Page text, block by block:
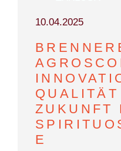
10.04.2025
QUALITÄT
ZUKUNFT
E